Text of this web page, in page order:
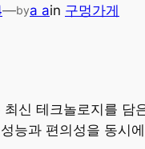
—bya ain 구멍가게
신 테크놀로지를
능과 편의성을 동시